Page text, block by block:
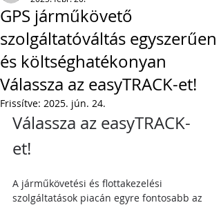
GPS járműkövető
szolgáltatóváltás egyszerűen
és költséghatékonyan
Válassza az easyTRACK-et!
Frissítve: 2025. jún. 24.
Válassza az easyTRACK-
et!
A járműkövetési és flottakezelési
szolgáltatások piacán egyre fontosabb az